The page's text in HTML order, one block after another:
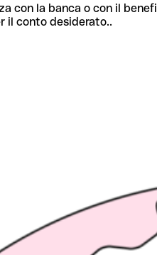
la banca o con il
il conto desiderato..